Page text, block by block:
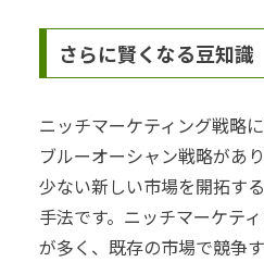
さらに賢くなる豆知識
ニッチマーケティング戦略
ブルーオーシャン戦略があ
少ない新しい市場を開拓す
手法です。ニッチマーケテ
が多く、既存の市場で競争